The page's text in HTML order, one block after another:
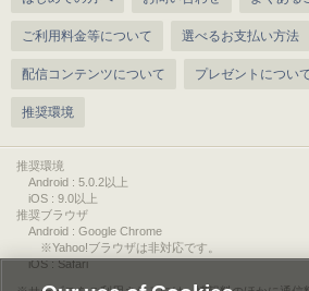
ご利用料金等について 選べるお支払い方法
配信コンテンツについて プレゼントについ
推奨環境
推奨環境
Android : 5.0.2以上
iOS : 9.0以上
推奨ブラウザ
Android : Google Chrome
※Yahoo!ブラウザは非対応です。
iOS : Safari